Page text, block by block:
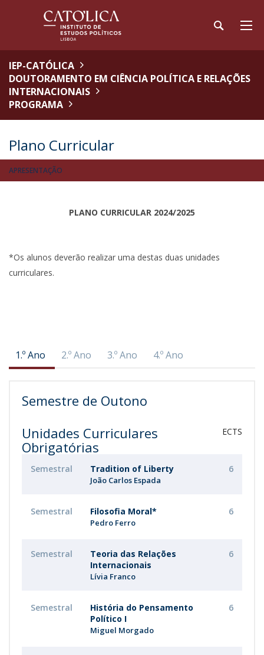
IEP-CATÓLICA
DOUTORAMENTO EM CIÊNCIA POLÍTICA E RELAÇÕES
INTERNACIONAIS
PROGRAMA
Plano Curricular
APRESENTAÇÃO
PLANO CURRICULAR 2024/2025
*Os alunos deverão realizar uma destas duas unidades
curriculares.
1.º Ano 2.º Ano 3.º Ano 4.º Ano
Semestre de Outono
Unidades Curriculares
Obrigatórias
ECTS
Semestral Tradition of Liberty
João Carlos Espada
6
Semestral Filosofia Moral*
Pedro Ferro
6
Semestral
Teoria das Relações
Internacionais
Lívia Franco
6
Semestral
História do Pensamento
Político I
Miguel Morgado
6